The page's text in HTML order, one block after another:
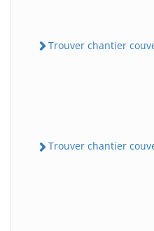
Trouver chantier
Trouver chantier